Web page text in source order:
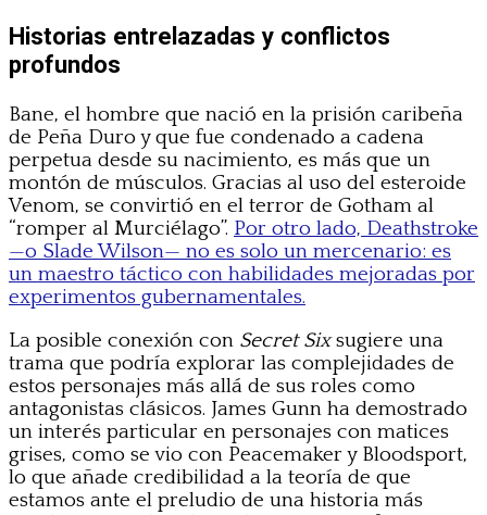
Historias entrelazadas y conflictos
profundos
Bane, el hombre que nació en la prisión caribeña
de Peña Duro y que fue condenado a cadena
perpetua desde su nacimiento, es más que un
montón de músculos. Gracias al uso del esteroide
Venom, se convirtió en el terror de Gotham al
“romper al Murciélago”. Por otro lado, Deathstroke
—o Slade Wilson— no es solo un mercenario: es
un maestro táctico con habilidades mejoradas por
experimentos gubernamentales.
La posible conexión con Secret Sixsugiere una
trama que podría explorar las complejidades de
estos personajes más allá de sus roles como
antagonistas clásicos. James Gunn ha demostrado
un interés particular en personajes con matices
grises, como se vio con Peacemaker y Bloodsport,
lo que añade credibilidad a la teoría de que
estamos ante el preludio de una historia más